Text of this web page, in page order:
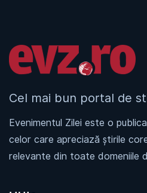
Cel mai bun portal de
Evenimentul Zilei este o
celor care apreciază știrile
relevante din toate domeniile
Linkuri utile